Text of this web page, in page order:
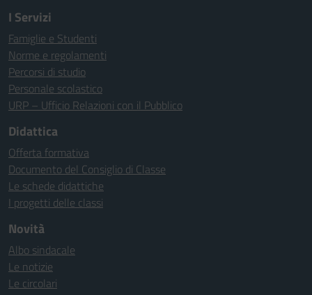
I Servizi
Famiglie e Studenti
Norme e regolamenti
Percorsi di studio
Personale scolastico
URP – Ufficio Relazioni con il Pubblico
Didattica
Offerta formativa
Documento del Consiglio di Classe
Le schede didattiche
I progetti delle classi
Novità
Albo sindacale
Le notizie
Le circolari